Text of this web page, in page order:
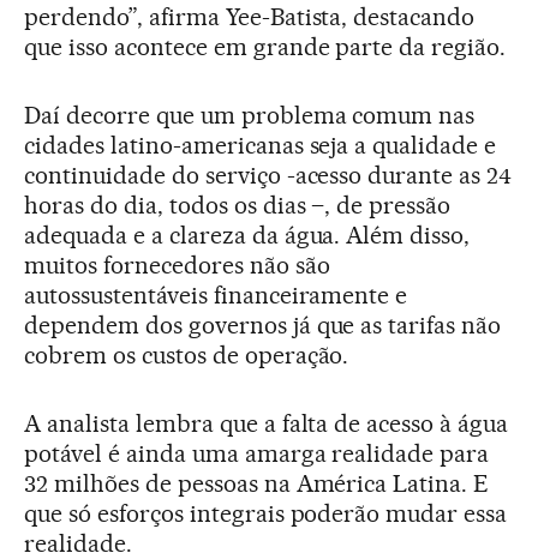
perdendo”, afirma Yee-Batista, destacando
que isso acontece em grande parte da região.
Daí decorre que um problema comum nas
cidades latino-americanas seja a qualidade e
continuidade do serviço -acesso durante as 24
horas do dia, todos os dias –, de pressão
adequada e a clareza da água. Além disso,
muitos fornecedores não são
autossustentáveis financeiramente e
dependem dos governos já que as tarifas não
cobrem os custos de operação.
A analista lembra que a falta de acesso à água
potável é ainda uma amarga realidade para
32 milhões de pessoas na América Latina. E
que só esforços integrais poderão mudar essa
realidade.